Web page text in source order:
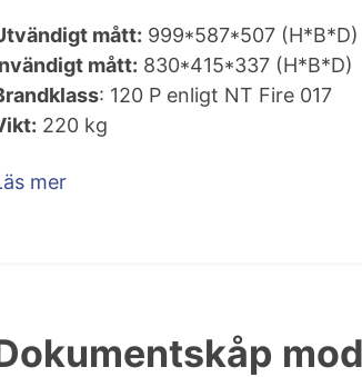
mått: 999*587*507 (H*B*D)
mått: 830*415*337 (H*B*D)
: 120 P enligt NT Fire 017
220 kg
mer